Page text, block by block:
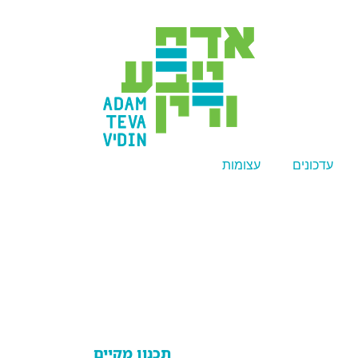
עדכונים עצומות
תכנון מקיים